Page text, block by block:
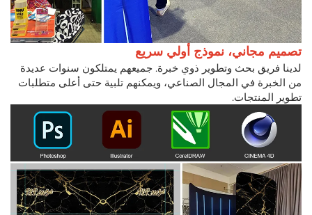
تصميم مجاني، نموذج أولي سريع
لدينا فريق بحث وتطوير ذوي خبرة. جميعهم يمتلكون سنوات عديدة
من الخبرة في المجال الصناعي، ويمكنهم تلبية حتى أعلى متطلبات
تطوير المنتجات.